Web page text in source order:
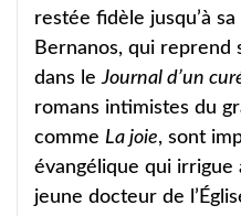
restée fidèle jusqu’à
Bernanos, qui reprend
dans leJournal d’un
romans intimistes du
comme La joie, sont
évangélique qui irrigue
jeune docteur de